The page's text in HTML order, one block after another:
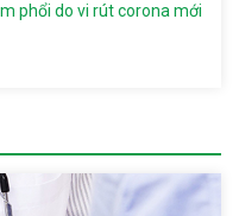
phổi do vi rút corona mới